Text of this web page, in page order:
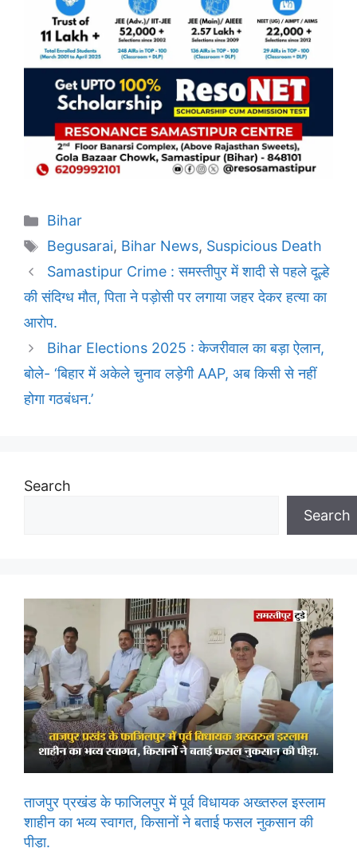
Categories
Bihar
Tags
Begusarai, Bihar News, Suspicious Death
Samastipur Crime : समस्तीपुर में शादी से पहले दूल्हे
की संदिग्ध मौत, पिता ने पड़ोसी पर लगाया जहर देकर हत्या का
आरोप.
Bihar Elections 2025 : केजरीवाल का बड़ा ऐलान,
बोले- ‘बिहार में अकेले चुनाव लड़ेगी AAP, अब किसी से नहीं
होगा गठबंधन.’
Search
Search
ताजपुर प्रखंड के फाजिलपुर में पूर्व विधायक अख्तरुल इस्लाम
शाहीन का भव्य स्वागत, किसानों ने बताई फसल नुकसान की
पीड़ा.